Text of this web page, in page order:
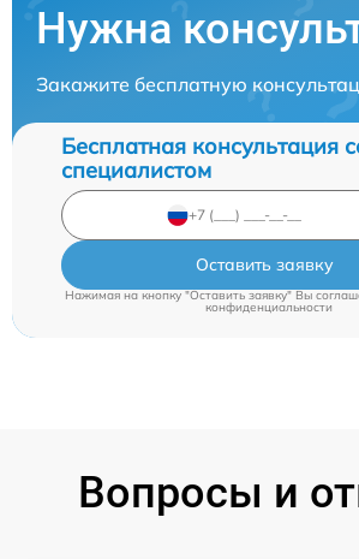
Нужна
Закажите бесплатную
Бесплатная консультация
специалистом
Оставить заявку
Нажимая на кнопку "Оставить заявку" Вы
конфиденциальности
Вопросы и